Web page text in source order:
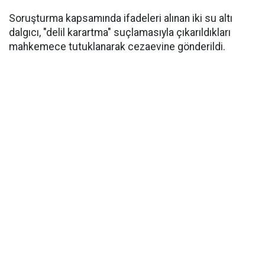
Soruşturma kapsamında ifadeleri alınan iki su altı
dalgıcı, "delil karartma" suçlamasıyla çıkarıldıkları
mahkemece tutuklanarak cezaevine gönderildi.